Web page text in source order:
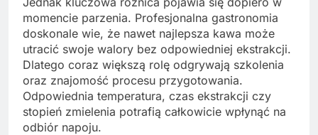
momencie parzenia. Profesjonalna gastronomia
doskonale wie, że nawet najlepsza kawa może
utracić swoje walory bez odpowiedniej ekstrakcji.
Dlatego coraz większą rolę odgrywają szkolenia
oraz znajomość procesu przygotowania.
Odpowiednia temperatura, czas ekstrakcji czy
stopień zmielenia potrafią całkowicie wpłynąć na
odbiór napoju.